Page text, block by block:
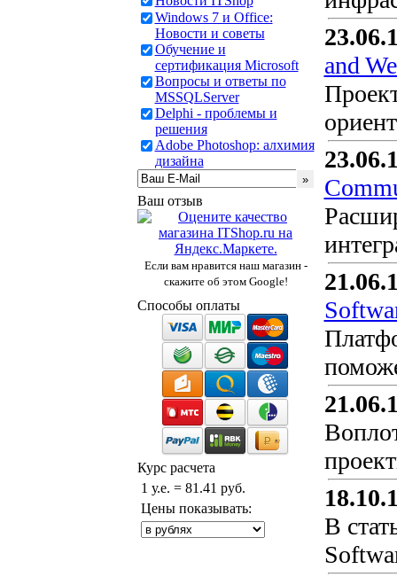
Windows 7 и Office:
Новости и советы
Обучение и
сертификация Microsoft
Вопросы и ответы по
MSSQLServer
Delphi - проблемы и
решения
Adobe Photoshop: алхимия
дизайна
Ваш отзыв
Если вам нравится наш магазин -
скажите об этом Google!
Способы оплаты
Курс расчета
1 у.е. = 81.41 руб.
Цены показывать:
and
В